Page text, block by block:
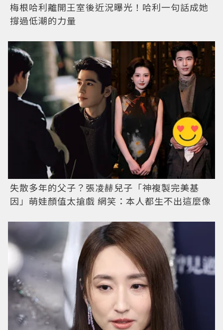
梅根哈利離開王室後近況曝光！哈利一句話成她
撐過低潮的力量
失散多年的父子？張凌赫兒子「神複製完美基
因」萌娃顏值太搶戲 網笑：本人都生不出這麼像